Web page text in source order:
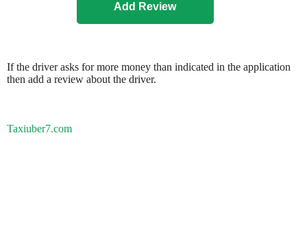
If the driver asks for more money than indicated in the application
then add a review about the driver.
Taxiuber7.com